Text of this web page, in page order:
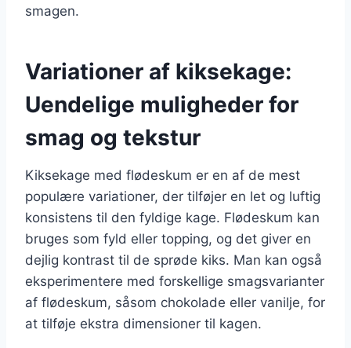
smagen.
Variationer af kiksekage:
Uendelige muligheder for
smag og tekstur
Kiksekage med flødeskum er en af de mest
populære variationer, der tilføjer en let og luftig
konsistens til den fyldige kage. Flødeskum kan
bruges som fyld eller topping, og det giver en
dejlig kontrast til de sprøde kiks. Man kan også
eksperimentere med forskellige smagsvarianter
af flødeskum, såsom chokolade eller vanilje, for
at tilføje ekstra dimensioner til kagen.